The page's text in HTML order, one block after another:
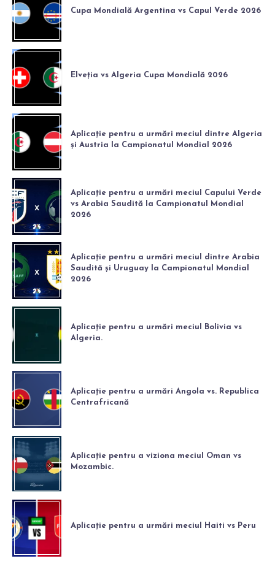
Cupa Mondială Argentina vs Capul Verde 2026
Elveția vs Algeria Cupa Mondială 2026
Aplicație pentru a urmări meciul dintre Algeria
și Austria la Campionatul Mondial 2026
Aplicație pentru a urmări meciul Capului Verde
vs Arabia Saudită la Campionatul Mondial
2026
Aplicație pentru a urmări meciul dintre Arabia
Saudită și Uruguay la Campionatul Mondial
2026
Aplicație pentru a urmări meciul Bolivia vs
Algeria.
Aplicație pentru a urmări Angola vs. Republica
Centrafricană
Aplicație pentru a viziona meciul Oman vs
Mozambic.
Aplicație pentru a urmări meciul Haiti vs Peru